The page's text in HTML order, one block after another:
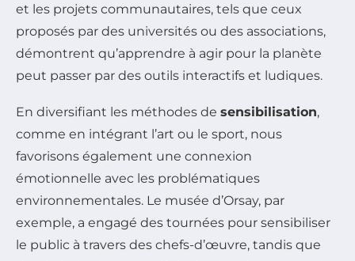
et les projets communautaires, tels que ceux
proposés par des universités ou des associations,
démontrent qu’apprendre à agir pour la planète
peut passer par des outils interactifs et ludiques.
En diversifiant les méthodes de sensibilisation,
comme en intégrant l’art ou le sport, nous
favorisons également une connexion
émotionnelle avec les problématiques
environnementales. Le musée d’Orsay, par
exemple, a engagé des tournées pour sensibiliser
le public à travers des chefs-d’œuvre, tandis que